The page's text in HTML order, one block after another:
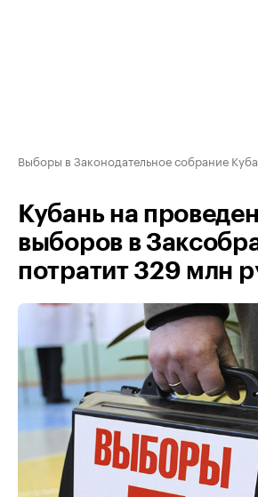
Выборы в Законодательное собрание
Кубань на
выборов в
потратит 329 млн